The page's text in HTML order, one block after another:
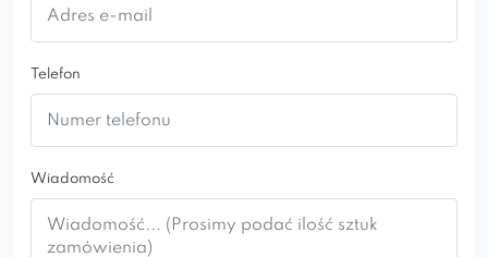
VENUS IDEAL GOLD
Telefon
Wiadomość